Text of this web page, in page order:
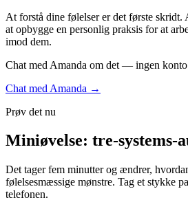
At forstå dine følelser er det første
at opbygge en personlig praksis for at
imod dem.
Chat med Amanda om det — ingen
Chat med Amanda →
Prøv det nu
Miniøvelse: tre-systems-
Det tager fem minutter og ændrer,
følelsesmæssige mønstre. Tag et stykke
telefonen.